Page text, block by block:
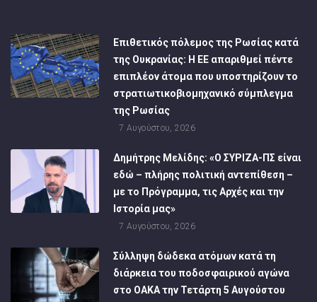
Επιθετικός πόλεμος της Ρωσίας κατά
της Ουκρανίας: Η ΕΕ απαριθμεί πέντε
επιπλέον άτομα που υποστηρίζουν το
στρατιωτικοβιομηχανικό σύμπλεγμα
της Ρωσίας
7 Αυγούστου, 2026
Δημήτρης Μελίδης: «Ο ΣΥΡΙΖΑ-ΠΣ είναι
εδώ – πλήρης πολιτική αντεπίθεση –
με το Πρόγραμμα, τις Αρχές και την
Ιστορία μας»
7 Αυγούστου, 2026
Σύλληψη δώδεκα ατόμων κατά τη
διάρκεια του ποδοσφαιρικού αγώνα
στο ΟΑΚΑ την Τετάρτη 5 Αυγούστου